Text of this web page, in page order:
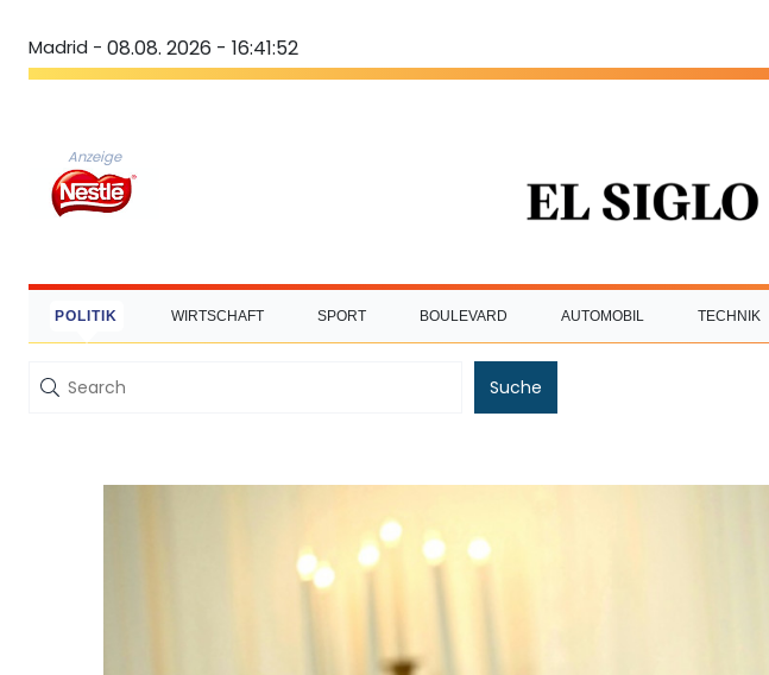
Madrid - 08.08. 2026 - 16:41:52
Anzeige
POLITIK WIRTSCHAFT SPORT BOULEVARD AUTOMOBIL TECHNIK
Suche